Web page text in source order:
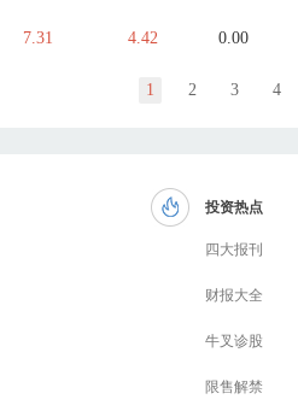
7.31 4.42 0.00
1 2 3 4
投资热点
四大报刊
财报大全
牛叉诊股
限售解禁